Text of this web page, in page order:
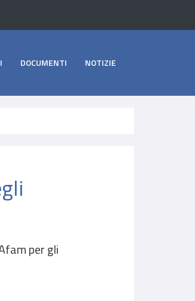
DOCUMENTI NOTIZIE
per gli